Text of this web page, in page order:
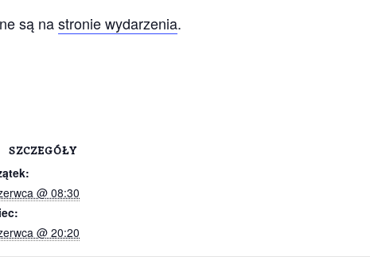
są nastronie wydarzenia.
SZCZEGÓŁY
@ 08:30
@ 20:20